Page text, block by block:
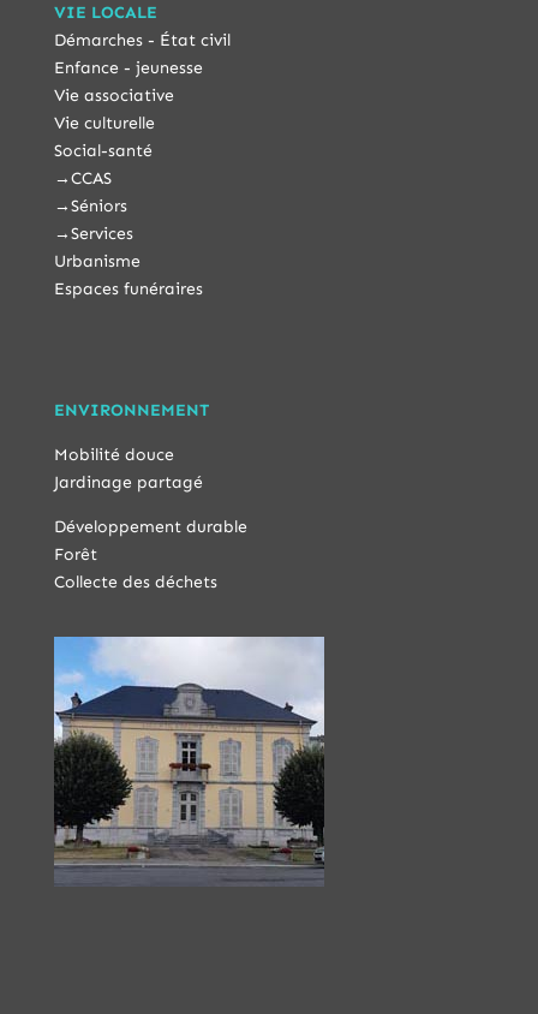
VIE LOCALE
Démarches - État civil
Enfance - jeunesse
Vie associative
Vie culturelle
Social-santé
→CCAS
→Séniors
→Services
Urbanisme
Espaces funéraires
ENVIRONNEMENT
Mobilité douce
Jardinage partagé
Développement durable
Forêt
Collecte des déchets